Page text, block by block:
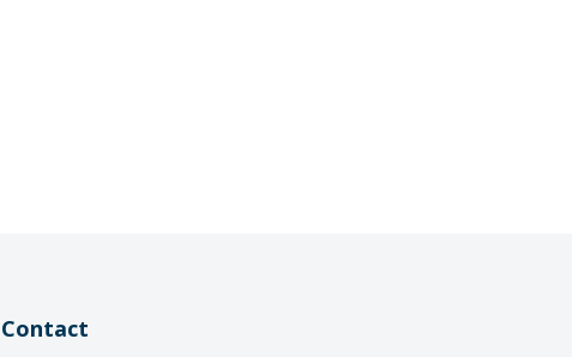
Contact